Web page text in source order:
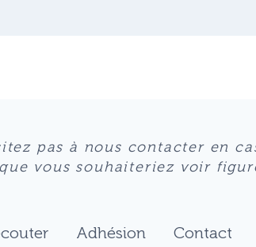
pas à nous contacter en
vous souhaiteriez voir
Adhésion Contact